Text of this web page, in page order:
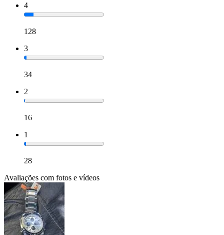
4
128
3
34
2
16
1
28
Avaliações com fotos e vídeos